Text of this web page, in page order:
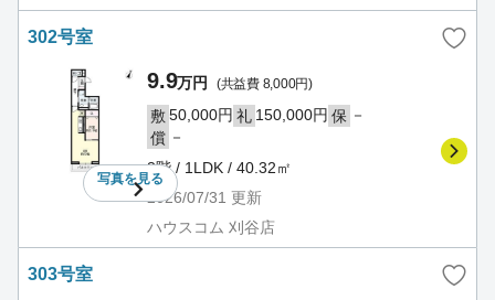
302号室
写真を見る
9.9万円 (共益費 8,000円)
敷50,000円 礼 150,000円 保 －
償 －
3階 / 1LDK / 40.32㎡
2026/07/31 更新
ハウスコム 刈谷店
303号室